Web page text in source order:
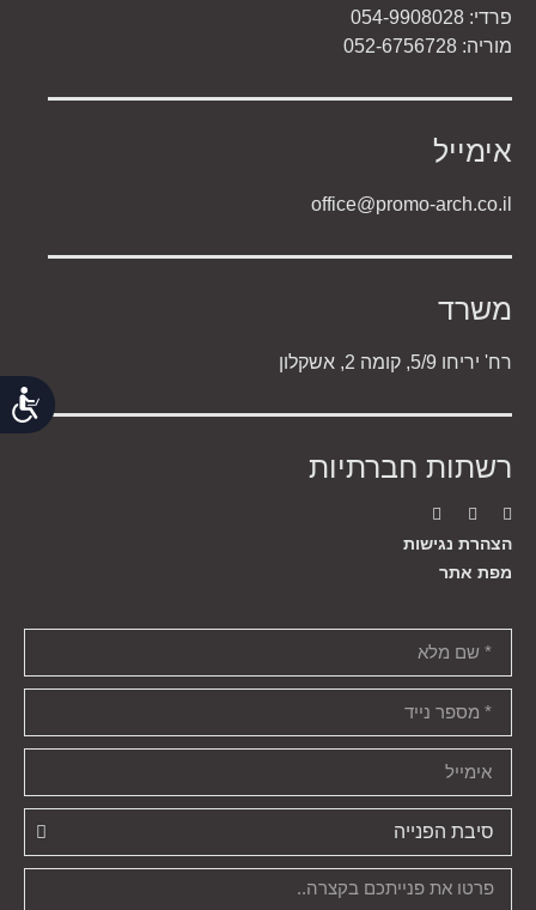
פרדי: 054-9908028
מוריה: 052-6756728
אימייל
office@promo-arch.co.il
משרד
רח' יריחו 5/9, קומה 2, אשקלון
רשתות חברתיות
הצהרת נגישות
מפת אתר